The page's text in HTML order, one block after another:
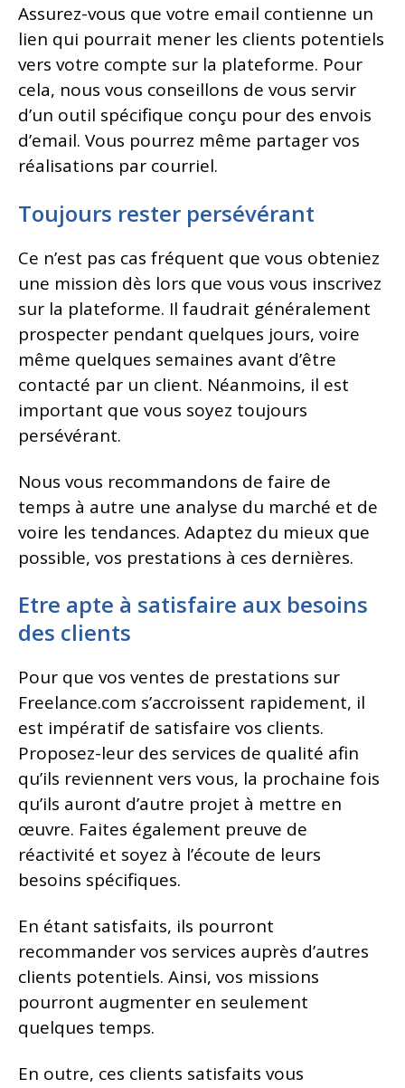
Assurez-vous que votre email contienne un
lien qui pourrait mener les clients potentiels
vers votre compte sur la plateforme. Pour
cela, nous vous conseillons de vous servir
d’un outil spécifique conçu pour des envois
d’email. Vous pourrez même partager vos
réalisations par courriel.
Toujours rester persévérant
Ce n’est pas cas fréquent que vous obteniez
une mission dès lors que vous vous inscrivez
sur la plateforme. Il faudrait généralement
prospecter pendant quelques jours, voire
même quelques semaines avant d’être
contacté par un client. Néanmoins, il est
important que vous soyez toujours
persévérant.
Nous vous recommandons de faire de
temps à autre une analyse du marché et de
voire les tendances. Adaptez du mieux que
possible, vos prestations à ces dernières.
Etre apte à satisfaire aux besoins
des clients
Pour que vos ventes de prestations sur
Freelance.com s’accroissent rapidement, il
est impératif de satisfaire vos clients.
Proposez-leur des services de qualité afin
qu’ils reviennent vers vous, la prochaine fois
qu’ils auront d’autre projet à mettre en
œuvre. Faites également preuve de
réactivité et soyez à l’écoute de leurs
besoins spécifiques.
En étant satisfaits, ils pourront
recommander vos services auprès d’autres
clients potentiels. Ainsi, vos missions
pourront augmenter en seulement
quelques temps.
En outre, ces clients satisfaits vous